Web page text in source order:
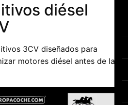
diésel
3CV diseñados para
motores diésel antes de la